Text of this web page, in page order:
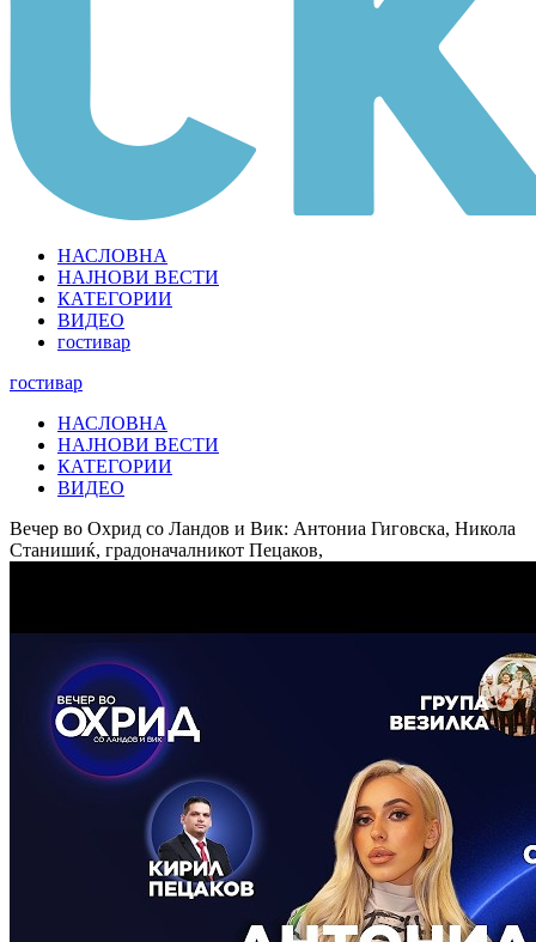
НАСЛОВНА
НАЈНОВИ ВЕСТИ
КАТЕГОРИИ
ВИДЕО
гостивар
гостивар
НАСЛОВНА
НАЈНОВИ ВЕСТИ
КАТЕГОРИИ
ВИДЕО
Вечер во Охрид со Ландов и Вик: Антониа Гиговска, Никола
Станишиќ, градоначалникот Пецаков,